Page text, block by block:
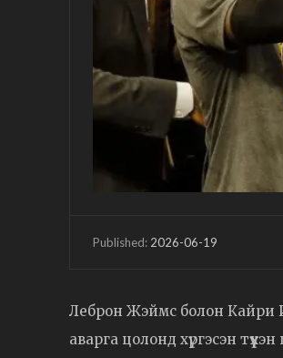
Published: 2026-06-19
Леброн Жэймс болон Кайри
аварга цолонд хүргэсэн